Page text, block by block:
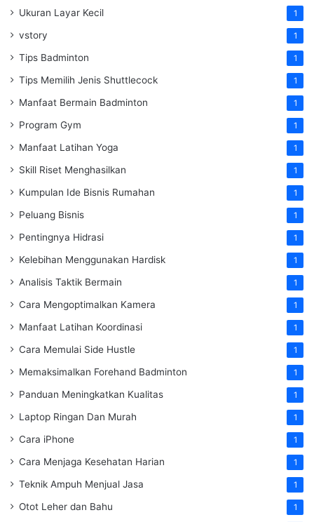
Ukuran Layar Kecil 1
vstory 1
Tips Badminton 1
Tips Memilih Jenis Shuttlecock 1
Manfaat Bermain Badminton 1
Program Gym 1
Manfaat Latihan Yoga 1
Skill Riset Menghasilkan 1
Kumpulan Ide Bisnis Rumahan 1
Peluang Bisnis 1
Pentingnya Hidrasi 1
Kelebihan Menggunakan Hardisk 1
Analisis Taktik Bermain 1
Cara Mengoptimalkan Kamera 1
Manfaat Latihan Koordinasi 1
Cara Memulai Side Hustle 1
Memaksimalkan Forehand Badminton 1
Panduan Meningkatkan Kualitas 1
Laptop Ringan Dan Murah 1
Cara iPhone 1
Cara Menjaga Kesehatan Harian 1
Teknik Ampuh Menjual Jasa 1
Otot Leher dan Bahu 1